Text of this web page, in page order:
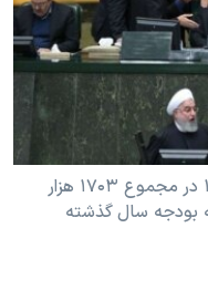
بودجه پیشنهادی دولت برای سال ۱۳۹۸ در مجموع ۱۷۰۳ هزار
بودجه سال گذشته